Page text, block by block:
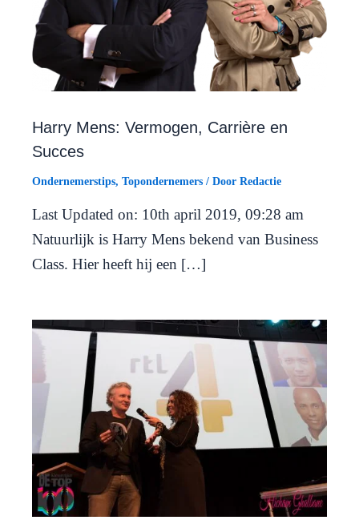
Harry Mens: Vermogen, Carrière en
Succes
Ondernemerstips, Topondernemers / Door Redactie
Last Updated on: 10th april 2019, 09:28 am
Natuurlijk is Harry Mens bekend van Business
Class. Hier heeft hij een […]